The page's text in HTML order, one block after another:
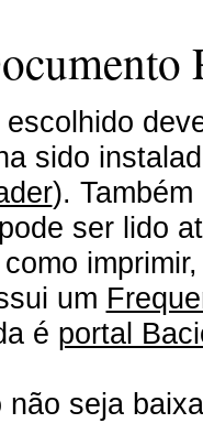
sido
).
ser lido
um
é portal
não seja